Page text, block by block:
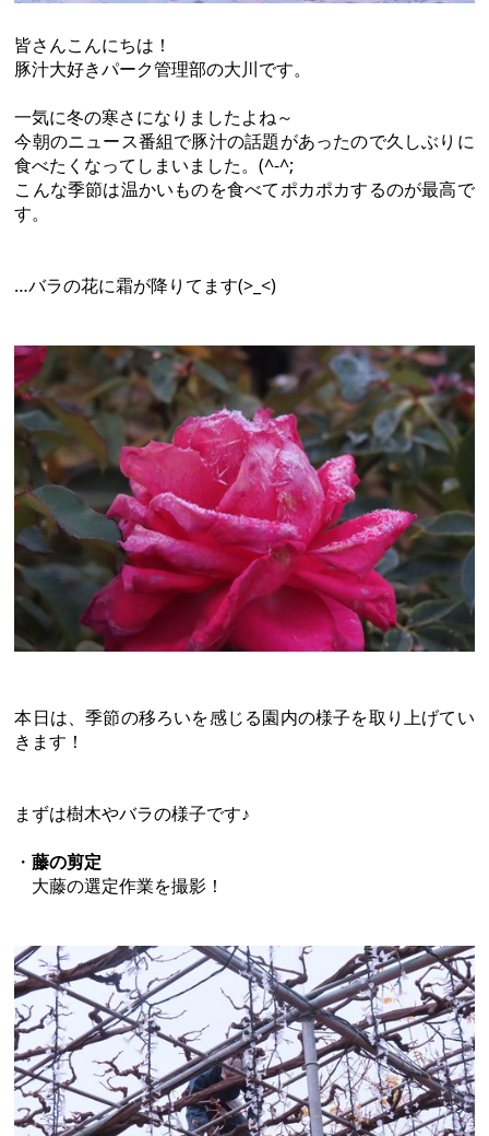
皆さんこんにちは！
豚汁大好きパーク管理部の大川です。
一気に冬の寒さになりましたよね～
今朝のニュース番組で豚汁の話題があったので久しぶりに
食べたくなってしまいました。(^-^;
こんな季節は温かいものを食べてポカポカするのが最高で
す。
…バラの花に霜が降りてます(>_<)
本日は、季節の移ろいを感じる園内の様子を取り上げてい
きます！
まずは樹木やバラの様子です♪
・藤の剪定
大藤の選定作業を撮影！